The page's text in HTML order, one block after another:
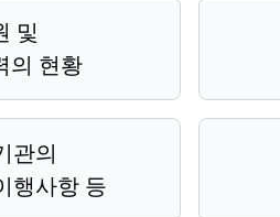
및
의 현황
관의
행사항 등